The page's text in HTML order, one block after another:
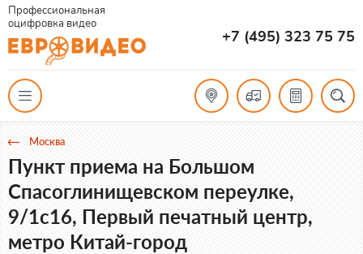
Профессиональная
оцифровка видео
+7 (495) 323 75 75
Москва
Пункт приема на Большом
Спасоглинищевском переулке,
9/1с16, Первый печатный центр,
метро Китай-город